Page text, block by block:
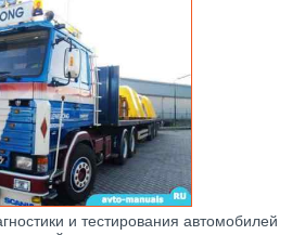
и тестирования автомобилей